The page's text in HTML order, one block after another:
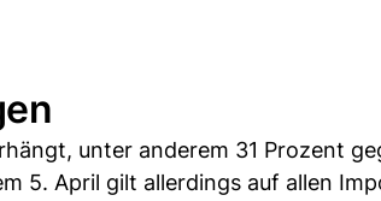
unter anderem 31 Prozent
5. April gilt allerdings auf allen